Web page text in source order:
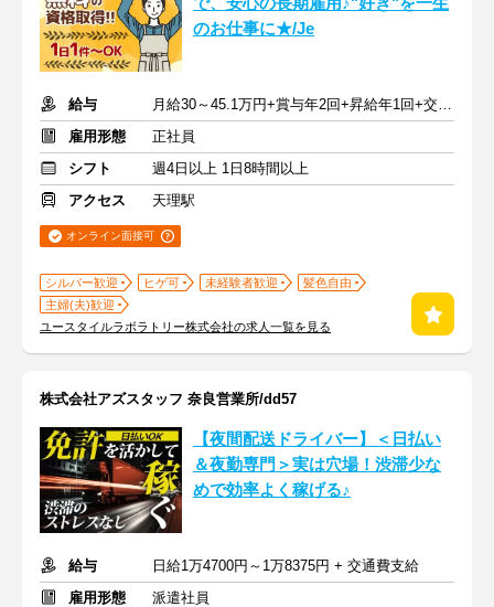
のお仕事に★/Je
給与
月給30～45.1万円+賞与年2回+昇給年1回+交通費全額
雇用形態
正社員
シフト
週4日以上 1日8時間以上
アクセス
天理駅
オンライン面接可
シルバー歓迎 ヒゲ可 未経験者歓迎
髪色自由
主婦(夫)歓迎
ユースタイルラボラトリー株式会社の求人一覧を見る
株式会社アズスタッフ 奈良営業所/dd57
【夜間配送ドライバー】＜日払い
＆夜勤専門＞実は穴場！渋滞少な
めで効率よく稼げる♪
給与
日給1万4700円～1万8375円 + 交通費支給
雇用形態
派遣社員